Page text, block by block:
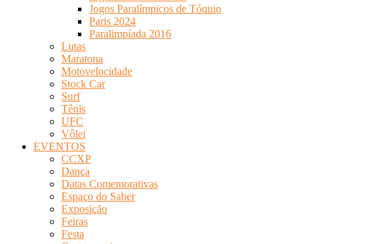
Jogos Paralímpicos de Tóquio
Paris 2024
Paralimpíada 2016
Lutas
Maratona
Motovelocidade
Stock Car
Surf
Tênis
UFC
Vôlei
EVENTOS
CCXP
Dança
Datas Comemorativas
Espaço do Saber
Exposição
Feiras
Festa